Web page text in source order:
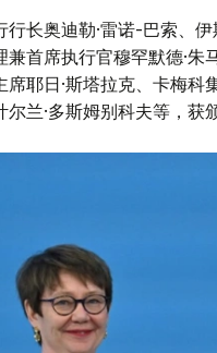
行长奥迪勒·雷诺-巴索、
首席执行官穆罕默德·朱
耶日·斯塔拉克、卡梅科
兰·多斯姆别科夫等，获